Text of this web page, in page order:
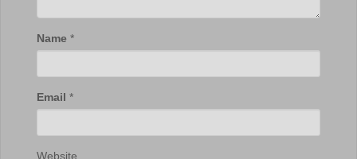
Name *
Email *
Website